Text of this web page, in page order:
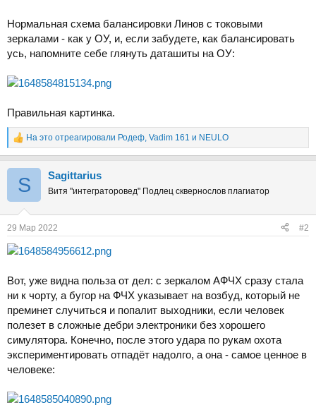
Нормальная схема балансировки Линов с токовыми
зеркалами - как у ОУ, и, если забудете, как балансировать
усь, напомните себе глянуть даташиты на ОУ:
Правильная картинка.
Р
е
На это отреагировали Родеф, Vadim 161 и NEULO
S Sаgittarius
Витя "интеграторовед" Подлец сквернослов плагиатор
29 Мар 2022 #2
Вот, уже видна польза от дел: с зеркалом АФЧХ сразу стала
ни к чорту, а бугор на ФЧХ указывает на возбуд, который не
преминет случиться и попалит выходники, если человек
полезет в сложные дебри электроники без хорошего
симулятора. Конечно, после этого удара по рукам охота
экспериментировать отпадёт надолго, а она - самое ценное в
человеке: